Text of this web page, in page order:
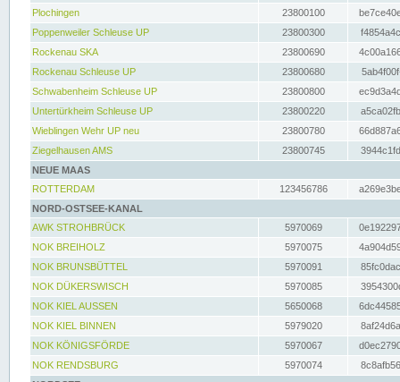
Plochingen
23800100
Poppenweiler Schleuse UP
23800300
Rockenau SKA
23800690
Rockenau Schleuse UP
23800680
Schwabenheim Schleuse UP
23800800
Untertürkheim Schleuse UP
23800220
Wieblingen Wehr UP neu
23800780
Ziegelhausen AMS
23800745
NEUE MAAS
ROTTERDAM
123456786
NORD-OSTSEE-KANAL
AWK STROHBRÜCK
5970069
NOK BREIHOLZ
5970075
NOK BRUNSBÜTTEL
5970091
NOK DÜKERSWISCH
5970085
NOK KIEL AUSSEN
5650068
NOK KIEL BINNEN
5979020
NOK KÖNIGSFÖRDE
5970067
NOK RENDSBURG
5970074